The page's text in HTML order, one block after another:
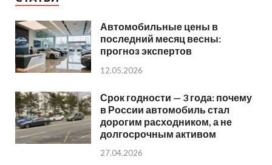
Автомобильные цены в
последний месяц весны:
прогноз экспертов
12.05.2026
Срок годности — 3 года: почему
в России автомобиль стал
дорогим расходником, а не
долгосрочным активом
27.04.2026